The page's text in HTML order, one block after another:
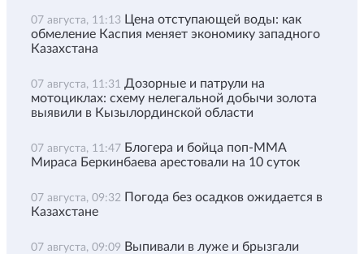
07 августа, 11:13 Цена отступающей воды: как
обмеление Каспия меняет экономику западного
Казахстана
07 августа, 11:31 Дозорные и патрули на
мотоциклах: схему нелегальной добычи золота
выявили в Кызылординской области
07 августа, 11:47 Блогера и бойца поп-ММА
Мираса Беркинбаева арестовали на 10 суток
07 августа, 09:32 Погода без осадков ожидается в
Казахстане
07 августа, 09:09 Выпивали в луже и брызгали